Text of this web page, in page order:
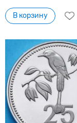
В корзину